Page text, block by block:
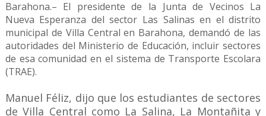
Barahona.– El presidente de la Junta de Vecinos La
Nueva Esperanza del sector Las Salinas en el distrito
municipal de Villa Central en Barahona, demandó de las
autoridades del Ministerio de Educación, incluir sectores
de esa comunidad en el sistema de Transporte Escolara
(TRAE).
Manuel Féliz, dijo que los estudiantes de sectores
de Villa Central como La Salina, La Montañita y